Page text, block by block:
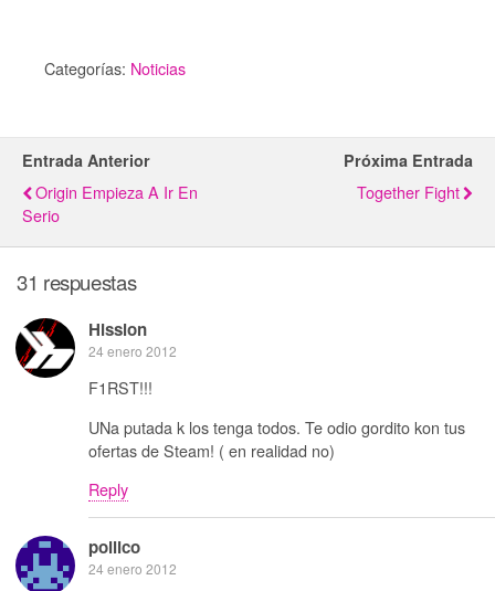
Categorías: Noticias
Entrada Anterior
Origin Empieza A Ir En
Serio
Próxima Entrada
Together Fight
31 respuestas
Hission
24 enero 2012
F1RST!!!
UNa putada k los tenga todos. Te odio gordito kon tus
ofertas de Steam! ( en realidad no)
Reply
pollico
24 enero 2012